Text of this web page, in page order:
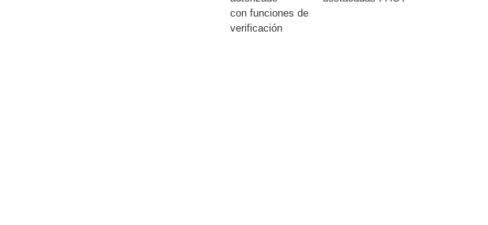
con funciones de
verificación